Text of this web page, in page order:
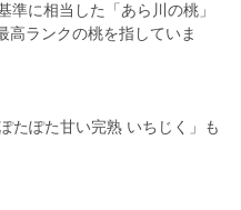
に相当した「あら川の桃」
高ランクの桃を指していま
たぽた甘い完熟 いちじく」も